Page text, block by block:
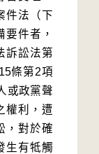
件法（下
要件者，
訴訟法第
條第2項
或政黨聲
權利，遭
，對於確
生有牴觸